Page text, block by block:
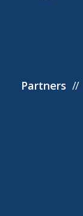
Partners